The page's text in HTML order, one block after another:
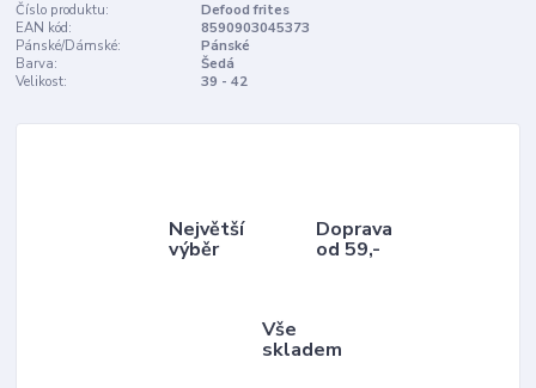
Číslo produktu:
Defood frites
EAN kód:
8590903045373
Pánské/Dámské:
Pánské
Barva:
Šedá
Velikost:
39 - 42
Největší
výběr
Doprava
od 59,-
Vše
skladem